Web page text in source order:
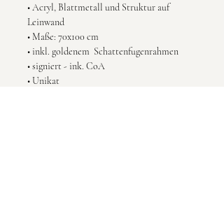
• Acryl, Blattmetall und Struktur auf
Leinwand
• Maße: 70x100 cm
• inkl. goldenem  Schattenfugenrahmen
• signiert - ink. CoA
• Unikat